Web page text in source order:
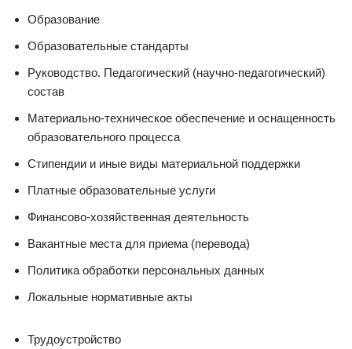
Образование
Образовательные стандарты
Руководство. Педагогический (научно-педагогический)
состав
Материально-техническое обеспечение и оснащенность
образовательного процесса
Стипендии и иные виды материальной поддержки
Платные образовательные услуги
Финансово-хозяйственная деятельность
Вакантные места для приема (перевода)
Политика обработки персональных данных
Локальные нормативные акты
Трудоустройство